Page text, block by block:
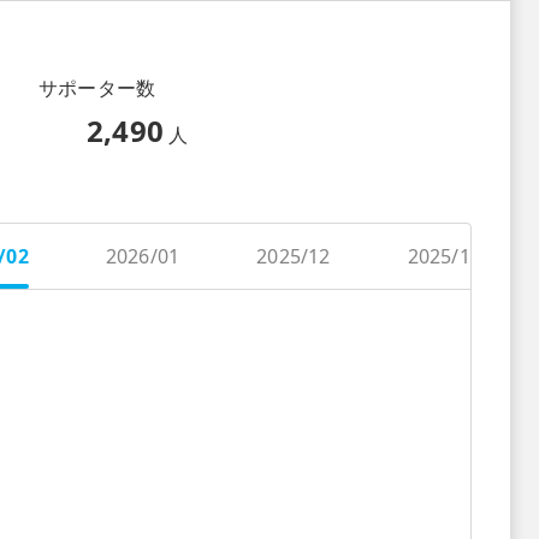
サポーター数
2,490 人
02 2026/01 2025/12 2025/11